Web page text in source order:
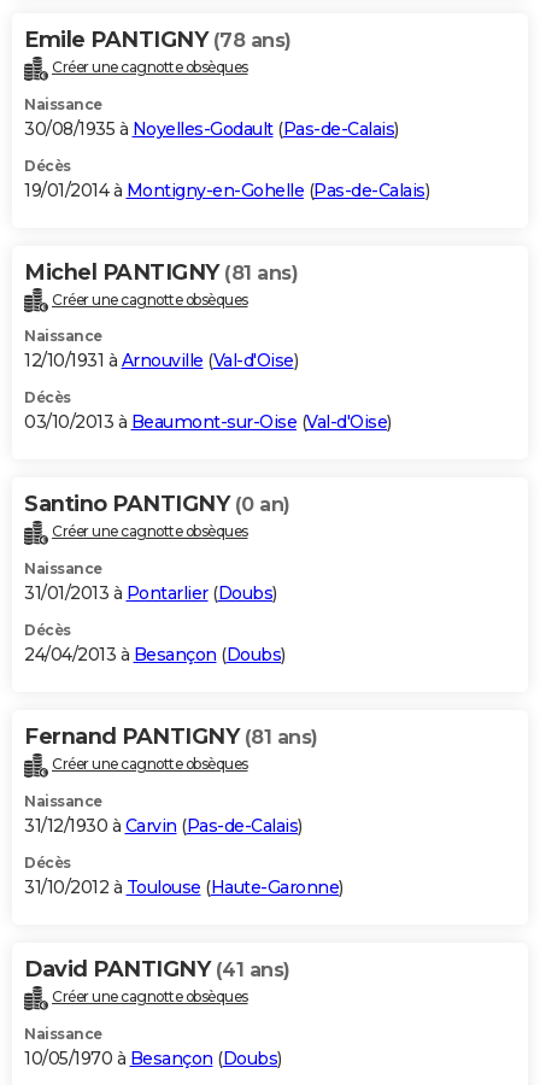
Emile PANTIGNY (78 ans)
Créer une cagnotte obsèques
Naissance
30/08/1935 à Noyelles-Godault(Pas-de-Calais)
Décès
19/01/2014 à Montigny-en-Gohelle (Pas-de-Calais)
Michel PANTIGNY (81 ans)
Créer une cagnotte obsèques
Naissance
12/10/1931 à Arnouville (Val-d'Oise)
Décès
03/10/2013 à Beaumont-sur-Oise (Val-d'Oise)
Santino PANTIGNY (0 an)
Créer une cagnotte obsèques
Naissance
31/01/2013 à Pontarlier(Doubs)
Décès
24/04/2013 à Besançon (Doubs)
Fernand PANTIGNY (81 ans)
Créer une cagnotte obsèques
Naissance
31/12/1930 à Carvin (Pas-de-Calais)
Décès
31/10/2012 à Toulouse (Haute-Garonne)
David PANTIGNY (41 ans)
Créer une cagnotte obsèques
Naissance
10/05/1970 à Besançon (Doubs)